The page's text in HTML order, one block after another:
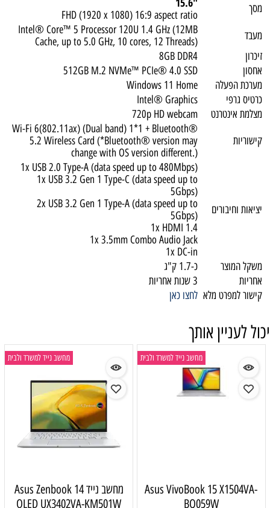
מסך
FHD (1920 x 1080) 16:9 aspect ratio
מעבד
Intel® Core™ 5 Processor 120U 1.4 GHz (12MB
Cache, up to 5.0 GHz, 10 cores, 12 Threads)
זיכרון
8GB DDR4
אחסון
512GB M.2 NVMe™ PCIe® 4.0 SSD
מערכת הפעלה
Windows 11 Home
כרטיס גרפי
Intel® Graphics
מצלמת אינטרנט
720p HD webcam
קישוריות
Wi-Fi 6(802.11ax) (Dual band) 1*1 + Bluetooth®
5.2 Wireless Card (*Bluetooth® version may
change with OS version different.)
יציאות וחיבורים
1x USB 2.0 Type-A (data speed up to 480Mbps)
1x USB 3.2 Gen 1 Type-C (data speed up to
5Gbps)
2x USB 3.2 Gen 1 Type-A (data speed up to
5Gbps)
1x HDMI 1.4
1x 3.5mm Combo Audio Jack
1x DC-in
משקל המוצר
כ-1.7 ק"ג
אחריות
3 שנות אחריות
קישור למפרט מלא לחצו כאן
יכול לעניין אותך
מחשב נייד למשרד ולבית
Asus VivoBook 15 X1504VA-
BQ059W
מחשב נייד למשרד ולבית
מחשב נייד Asus Zenbook 14
OLED UX3402VA-KM501W